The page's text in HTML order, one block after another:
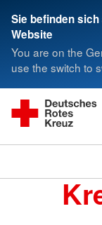
Sie befinden
Website
You are on the
use the switch to